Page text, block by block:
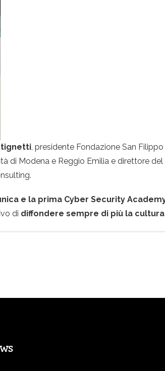
, presidente Fondazione San Filippo
di Modena e Reggio Emilia e direttore
e la prima Cyber Security
di diffondere sempre di più la